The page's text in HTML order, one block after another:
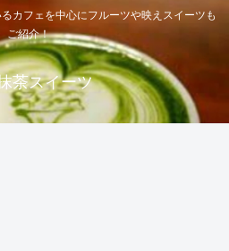
カフェを中心にフルーツや映えスイーツも
ご紹介！
茶スイーツ